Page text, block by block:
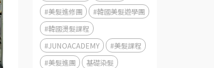
#美髮進修團
#韓國美髮遊學團
#韓國燙髮課程
#JUNOACADEMY
#美髮課程
#美髮進團
基礎染髮